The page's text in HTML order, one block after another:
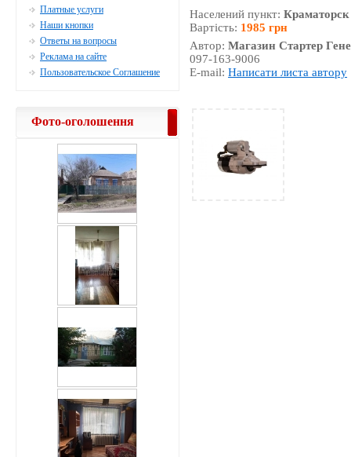
Населений пункт:Краматорск
Вартість: 1985 грн
Автор:Магазин Стартер
097-163-9006
E-mail:Написати листа автору
Платные услуги
Наши кнопки
Ответы на вопросы
Реклама на сайте
Пользовательское Соглашение
Фото-оголошення